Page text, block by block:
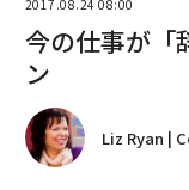
2017.08.24 08:00
今の仕事が「
ン
Liz Ryan |